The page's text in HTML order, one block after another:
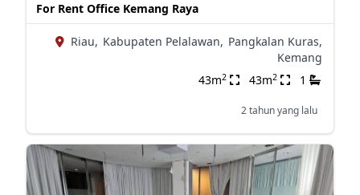
For Rent Office Kemang Raya
Riau, Kabupaten Pelalawan, Pangkalan Kuras,
Kemang
43m2 43m2 1
2 tahun yang lalu